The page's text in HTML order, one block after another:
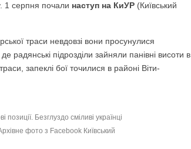
1 серпня почали наступ на КиУР (Київський
траси невдовзі вони просунулися
радянські підрозділи зайняли панівні висоти в
запеклі бої точилися в районі Віти-
Безглуздо сміливі українці
фото з Facebook Київський